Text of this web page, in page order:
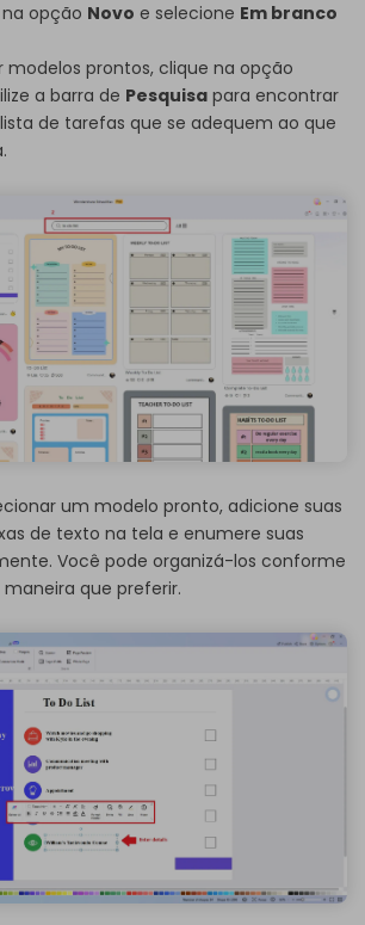
opção Novo e selecione Em branco
modelos prontos, clique na opção
a barra de Pesquisa para encontrar
de tarefas que se adequem ao que
um modelo pronto, adicione suas
de texto na tela e enumere suas
Você pode organizá-los conforme
que preferir.